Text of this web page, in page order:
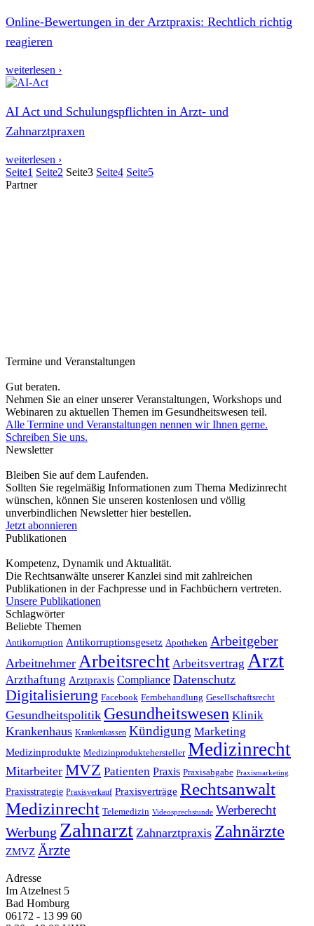
Online-Bewertungen in der Arztpraxis: Rechtlich richtig
reagieren
weiterlesen ›
AI Act und Schulungspflichten in Arzt- und
Zahnarztpraxen
weiterlesen ›
Seite1 Seite2 Seite3 Seite4 Seite5
Partner
Termine und Veranstaltungen
Gut beraten.
Nehmen Sie an einer unserer Veranstaltungen, Workshops und
Webinaren zu aktuellen Themen im Gesundheitswesen teil.
Alle Termine und Veranstaltungen nennen wir Ihnen gerne.
Schreiben Sie uns.
Newsletter
Bleiben Sie auf dem Laufenden.
Sollten Sie regelmäßig Informationen zum Thema Medizinrecht
wünschen, können Sie unseren kostenlosen und völlig
unverbindlichen Newsletter hier bestellen.
Jetzt abonnieren
Publikationen
Kompetenz, Dynamik und Aktualität.
Die Rechtsanwälte unserer Kanzlei sind mit zahlreichen
Publikationen in der Fachpresse und in Fachbüchern vertreten.
Unsere Publikationen
Schlagwörter
Beliebte Themen
Antikorruption Antikorruptionsgesetz Apotheken Arbeitgeber
Arbeitnehmer Arbeitsrecht Arbeitsvertrag Arzt
Arzthaftung Arztpraxis Compliance Datenschutz
Digitalisierung Facebook Fernbehandlung Gesellschaftsrecht
Gesundheitspolitik Gesundheitswesen Klinik
Krankenhaus Krankenkassen Kündigung Marketing
Medizinprodukte Medizinproduktehersteller Medizinrecht
Mitarbeiter MVZ Patienten Praxis Praxisabgabe Praxismarketing
Praxisstrategie Praxisverkauf Praxisverträge Rechtsanwalt
Medizinrecht Telemedizin Videosprechstunde Werberecht
Werbung Zahnarzt Zahnarztpraxis Zahnärzte
ZMVZ Ärzte
Adresse
Im Atzelnest 5
Bad Homburg
06172 - 13 99 60